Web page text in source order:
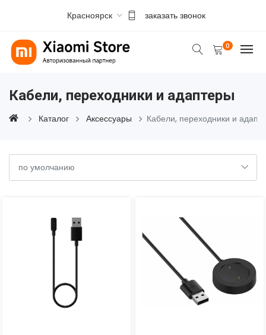
Красноярск заказать звонок
0
Кабели, переходники и адаптеры
Каталог Аксессуары Кабели, переходники и